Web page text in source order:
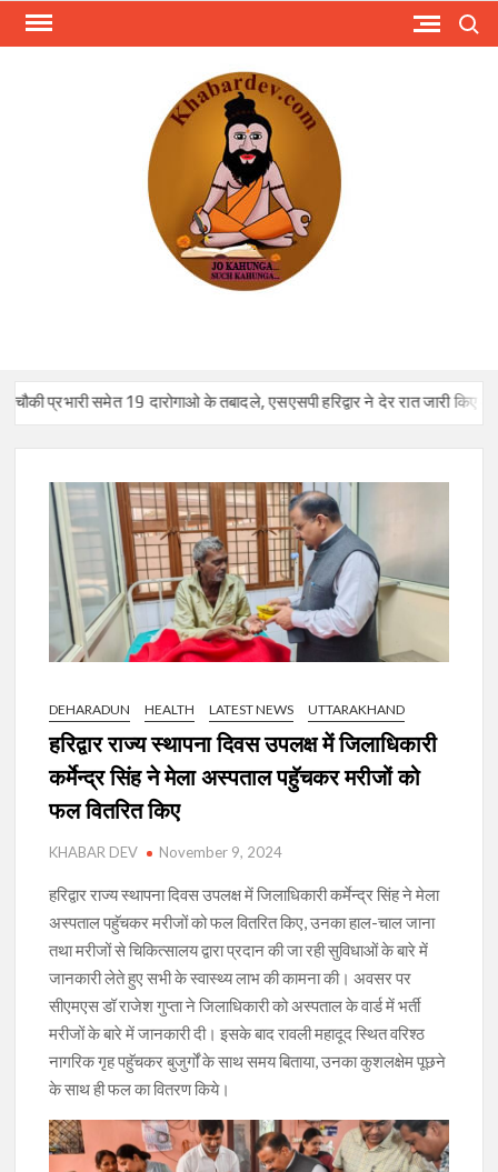
Skip
प्रभारी समेत 19 दारोगाओ के तबादले, एसएसपी हरिद्वार ने देर रात जारी किए
DEHARADUN HEALTH LATEST NEWS UTTARAKHAND
हरिद्वार राज्य स्थापना दिवस उपलक्ष में जिलाधिकारी
कर्मेन्द्र सिंह ने मेला अस्पताल पहुॅचकर मरीजों को
फल वितरित किए
KHABAR DEV November 9, 2024
हरिद्वार राज्य स्थापना दिवस उपलक्ष में जिलाधिकारी कर्मेन्द्र सिंह ने मेला
अस्पताल पहुॅचकर मरीजों को फल वितरित किए, उनका हाल-चाल जाना
तथा मरीजों से चिकित्सालय द्वारा प्रदान की जा रही सुविधाओं के बारे में
जानकारी लेते हुए सभी के स्वास्थ्य लाभ की कामना की। अवसर पर
सीएमएस डॉ राजेश गुप्ता ने जिलाधिकारी को अस्पताल के वार्ड में भर्ती
मरीजों के बारे में जानकारी दी। इसके बाद रावली महादूद स्थित वरिश्ठ
नागरिक गृह पहुॅचकर बुजुर्गों के साथ समय बिताया, उनका कुशलक्षेम पूछने
के साथ ही फल का वितरण किये।